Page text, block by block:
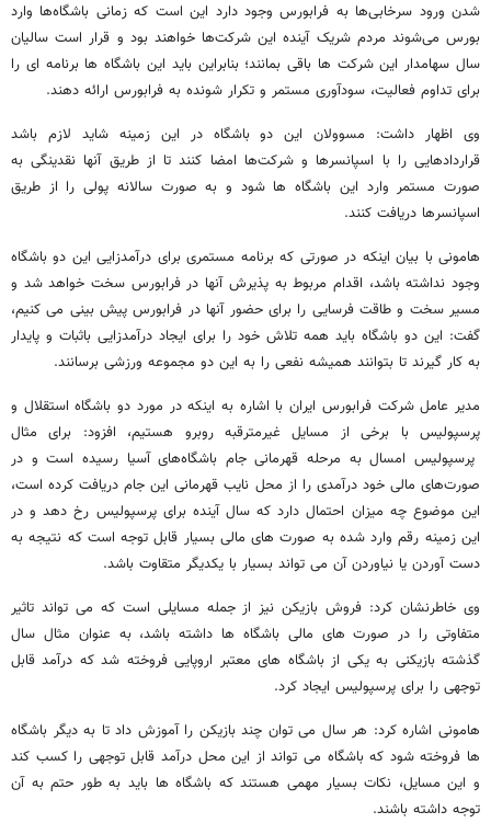
شدن ورود سرخابی‌ها به فرابورس وجود دارد این است که زمانی باشگاه‌ها وارد
بورس می‌شوند مردم شریک آینده این شرکت‌ها خواهند بود و قرار است سالیان
سال سهامدار این شرکت ها باقی بمانند؛ بنابراین باید این باشگاه ها برنامه ای را
برای تداوم فعالیت، سودآوری مستمر و تکرار شونده به فرابورس ارائه دهند.
وی اظهار داشت: مسوولان این دو باشگاه در این زمینه شاید لازم باشد
قراردادهایی را با اسپانسرها و شرکت‌ها امضا کنند تا از طریق آنها نقدینگی به
صورت مستمر وارد این باشگاه ها شود و به صورت سالانه پولی را از طریق
اسپانسرها دریافت کنند.
هامونی با بیان اینکه در صورتی که برنامه مستمری برای درآمدزایی این دو باشگاه
وجود نداشته باشد، اقدام مربوط به پذیرش آنها در فرابورس سخت خواهد شد و
مسیر سخت و طاقت فرسایی را برای حضور آنها در فرابورس پیش بینی می کنیم،
گفت: این دو باشگاه باید همه تلاش خود را برای ایجاد درآمدزایی باثبات و پایدار
به کار گیرند تا بتوانند همیشه نفعی را به این دو مجموعه ورزشی برسانند.
مدیر عامل شرکت فرابورس ایران با اشاره به اینکه در مورد دو باشگاه استقلال و
پرسپولیس با برخی از مسایل غیرمترقبه روبرو هستیم، افزود: برای مثال
پرسپولیس امسال به مرحله قهرمانی جام باشگاه‌های آسیا رسیده است و در
صورت‌های مالی خود درآمدی را از محل نایب قهرمانی این جام دریافت کرده است،
این موضوع چه میزان احتمال دارد که سال آینده برای پرسپولیس رخ دهد و در
این زمینه رقم وارد شده به صورت های مالی بسیار قابل توجه است که نتیجه به
دست آوردن یا نیاوردن آن می تواند بسیار با یکدیگر متقاوت باشد.
وی خاطرنشان کرد: فروش بازیکن نیز از جمله مسایلی است که می تواند تاثیر
متفاوتی را در صورت های مالی باشگاه ها داشته باشد، به عنوان مثال سال
گذشته بازیکنی به یکی از باشگاه های معتبر اروپایی فروخته شد که درآمد قابل
توجهی را برای پرسپولیس ایجاد کرد.
هامونی اشاره کرد: هر سال می توان چند بازیکن را آموزش داد تا به دیگر باشگاه
ها فروخته شود که باشگاه می تواند از این محل درآمد قابل توجهی را کسب کند
و این مسایل، نکات بسیار مهمی هستند که باشگاه ها باید به طور حتم به آن
توجه داشته باشند.